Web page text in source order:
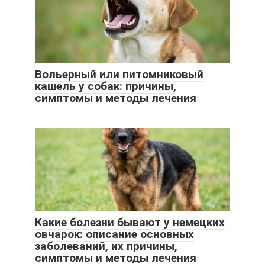
Вольерный или питомниковый
кашель у собак: причины,
симптомы и методы лечения
Какие болезни бывают у немецких
овчарок: описание основных
заболеваний, их причины,
симптомы и методы лечения